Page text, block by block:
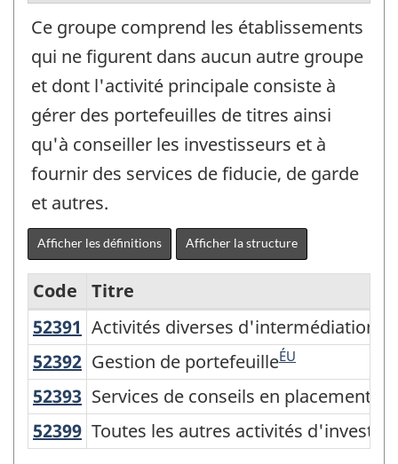
Ce groupe comprend les établissements
qui ne figurent dans aucun autre groupe
et dont l'activité principale consiste à
gérer des portefeuilles de titres ainsi
qu'à conseiller les investisseurs et à
fournir des services de fiducie, de garde
et autres.
Afficher les définitions Afficher la structure
Variante
du
Système
de
classification
Code
Titre
52391 Activités diverses d'intermédiation
Activités diverses d'intermédiation
52392 Gestion de portefeuille
Gestion de portefeuilleÉU
52393 Services de conseils en placement
Services de conseils en placement
52399 Toutes les autres activités
Toutes les autres activités